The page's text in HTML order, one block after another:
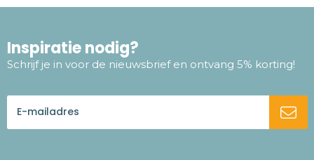
Inspiratie nodig?
Schrijf je in voor de nieuwsbrief en ontvang 5% korting!